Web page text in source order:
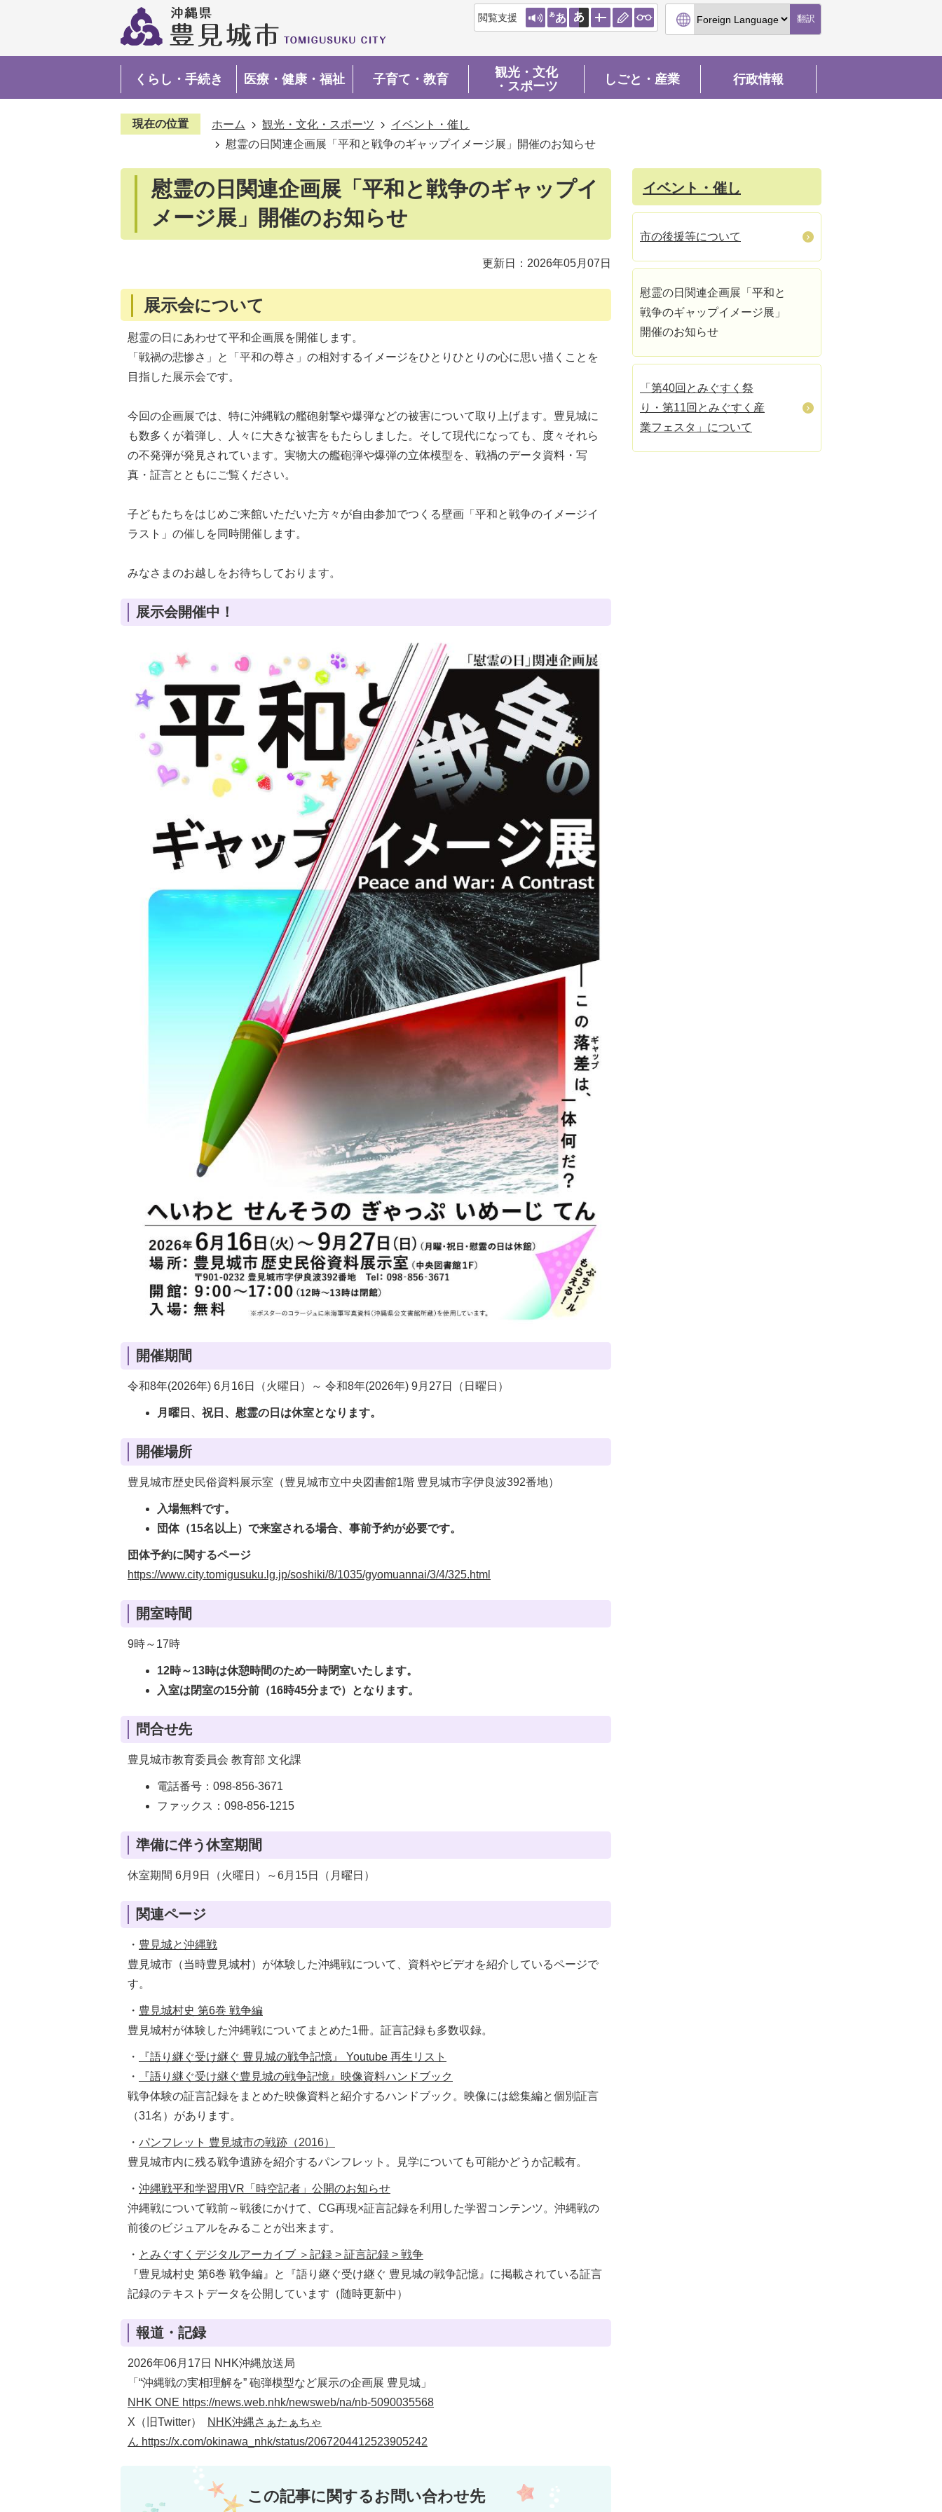
閲覧支援 翻訳
くらし・手続き 医療・健康・福祉 子育て・教育
観光・文化
・スポーツ
しごと・産業 行政情報
現在の位置 ホーム 観光・文化・スポーツ
イベント・催し
慰霊の日関連企画展「平和と戦争のギャップイメージ展」開催のお知らせ
慰霊の日関連企画展「平和と戦争のギャップイ
メージ展」開催のお知らせ
更新日：2026年05月07日
展示会について
慰霊の日にあわせて平和企画展を開催します。
「戦禍の悲惨さ」と「平和の尊さ」の相対するイメージをひとりひとりの心に思い描くことを
目指した展示会です。
今回の企画展では、特に沖縄戦の艦砲射撃や爆弾などの被害について取り上げます。豊見城に
も数多くが着弾し、人々に大きな被害をもたらしました。そして現代になっても、度々それら
の不発弾が発見されています。実物大の艦砲弾や爆弾の立体模型を、戦禍のデータ資料・写
真・証言とともにご覧ください。
子どもたちをはじめご来館いただいた方々が自由参加でつくる壁画「平和と戦争のイメージイ
ラスト」の催しを同時開催します。
みなさまのお越しをお待ちしております。
展示会開催中！
開催期間
令和8年(2026年) 6月16日（火曜日）～ 令和8年(2026年) 9月27日（日曜日）
月曜日、祝日、慰霊の日は休室となります。
開催場所
豊見城市歴史民俗資料展示室（豊見城市立中央図書館1階 豊見城市字伊良波392番地）
入場無料です。
団体（15名以上）で来室される場合、事前予約が必要です。
団体予約に関するページ
https://www.city.tomigusuku.lg.jp/soshiki/8/1035/gyomuannai/3/4/325.html
開室時間
9時～17時
12時～13時は休憩時間のため一時閉室いたします。
入室は閉室の15分前（16時45分まで）となります。
問合せ先
豊見城市教育委員会 教育部 文化課
電話番号：098-856-3671
ファックス：098-856-1215
準備に伴う休室期間
休室期間 6月9日（火曜日）～6月15日（月曜日）
関連ページ
・ 豊見城と沖縄戦
豊見城市（当時豊見城村）が体験した沖縄戦について、資料やビデオを紹介しているページで
す。
・ 豊見城村史 第6巻 戦争編
豊見城村が体験した沖縄戦についてまとめた1冊。証言記録も多数収録。
・
『語り継ぐ受け継ぐ 豊見城の戦争記憶』 Youtube 再生リスト
・
『語り継ぐ受け継ぐ豊見城の戦争記憶』映像資料ハンドブック
戦争体験の証言記録をまとめた映像資料と紹介するハンドブック。映像には総集編と個別証言
（31名）があります。
・ パンフレット 豊見城市の戦跡（2016）
豊見城市内に残る戦争遺跡を紹介するパンフレット。見学についても可能かどうか記載有。
・ 沖縄戦平和学習用VR「時空記者」公開のお知らせ
沖縄戦について戦前～戦後にかけて、CG再現×証言記録を利用した学習コンテンツ。沖縄戦の
前後のビジュアルをみることが出来ます。
・ とみぐすくデジタルアーカイブ ＞記録 > 証言記録 > 戦争
『豊見城村史 第6巻 戦争編』と『語り継ぐ受け継ぐ 豊見城の戦争記憶』に掲載されている証言
記録のテキストデータを公開しています（随時更新中）
報道・記録
2026年06月17日 NHK沖縄放送局
「“沖縄戦の実相理解を” 砲弾模型など展示の企画展 豊見城」
NHK ONE https://news.web.nhk/newsweb/na/nb-5090035568
X（旧Twitter）
NHK沖縄さぁたぁちゃ
ん https://x.com/okinawa_nhk/status/2067204412523905242
この記事に関するお問い合わせ先
イベント・催し
市の後援等について
慰霊の日関連企画展「平和と
戦争のギャップイメージ展」
開催のお知らせ
「第40回とみぐすく祭
り・第11回とみぐすく産
業フェスタ」について